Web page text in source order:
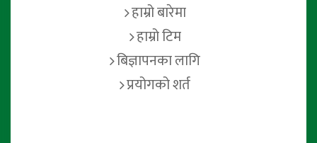
हाम्रो बारेमा
हाम्रो टिम
बिज्ञापनका लागि
प्रयोगको शर्त